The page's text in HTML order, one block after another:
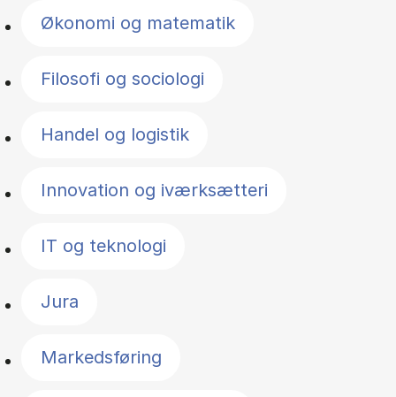
Økonomi og matematik
Filosofi og sociologi
Handel og logistik
Innovation og iværksætteri
IT og teknologi
Jura
Markedsføring